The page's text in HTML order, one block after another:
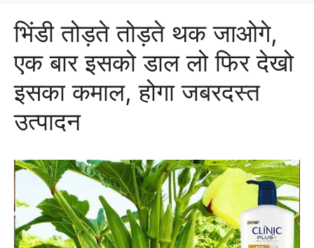
भिंडी तोड़ते तोड़ते थक जाओगे,
एक बार इसको डाल लो फिर देखो
इसका कमाल, होगा जबरदस्त
उत्पादन